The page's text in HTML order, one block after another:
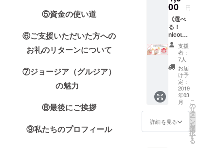
⑤資金の使い道
⑥ご支援いただいた方への
お礼のリターンについて
⑦ジョージア（グルジア）
の魅力
⑧最後にご挨拶
⑨私たちのプロフィール
連絡先：
sakhli@nicot
ali.com
安定な
ため、
お届け
予定月
はあく
までも
目安と
なり保
証する
もので
はあり
ませ
ん。郵
便事故
万が一
届かな
考欄に
てその
旨お知
らせく
ださ
い。
ニック
ネーム
可 ＊あ
たたか
い応援
どうも
ありが
とうご
す＊
渡しい
たしま
す。 ⑥
これか
ら作成
するゲ
ストハ
ウスの
ウェブ
サイト
に、ご
支援者
として
お名前
を掲載
させて
0.3cm
］ トビ
リシの
美しい
夕景写
真が、
見開き
で楽し
めま
す。 ②
ポスト
カード
ジョー
ジアの
お洒落
00 円
《選べ
る！
nicotali
shviliオ
リジナ
ルミニ
グッズ
コー
ス》
①「nic
otalishv
ili」オリ
ジナル
ミニ
グッ
ズ 下
支援
者：
7人
お届
け予
定：
2019
年03
月
詳細を見る
こ
の
リ
タ
ー
ン
を
選
択
す
る